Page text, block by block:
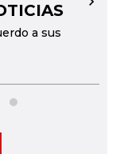
a sus
→